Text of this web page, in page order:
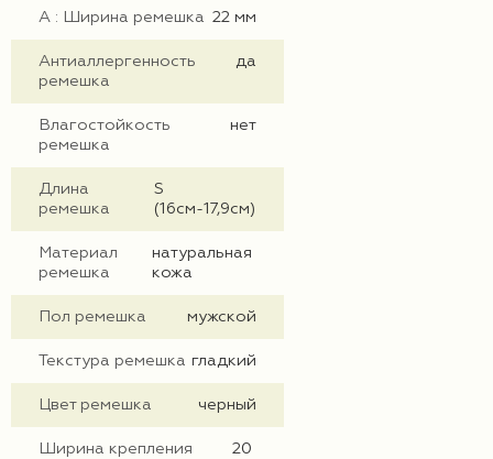
А : Ширина ремешка 22 мм
Антиаллергенность
ремешка
да
Влагостойкость
ремешка
нет
Длина
ремешка
S
(16см-17,9см)
Материал
ремешка
натуральная
кожа
Пол ремешка мужской
Текстура ремешка гладкий
Цвет ремешка черный
Ширина крепления
20